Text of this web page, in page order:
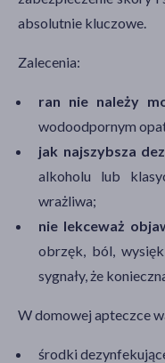
absolutnie kluczowe.
Zalecenia:
ran nie należy
wodoodpornym
jak najszybsza
alkoholu lub
wrażliwa;
nie lekceważ
obrzęk, ból,
sygnały, że
W domowej apteczce
środki